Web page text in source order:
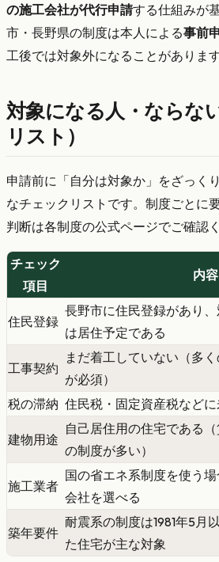
の施工会社が代行申請する仕組みが
市・長野県の制度は本人による事前
工後では対象外になることがあります
対象になる人・ならな
リスト）
申請前に「自分は対象か」をざっく
なチェックリストです。制度ごとに
判断は各制度の公式ページでご確認く
チェック
項目
内容
住民登録
長野市に住民登録があり
は居住予定である
工事契約
まだ着工していない（多
が必須）
税の滞納 住民税・固定資産税など
建物用途
自己居住用の住宅である
の制度が多い）
施工業者
国の省エネ系制度を使う
会社を選べる
築年要件
耐震系の制度は1981年5月
た住宅が主な対象